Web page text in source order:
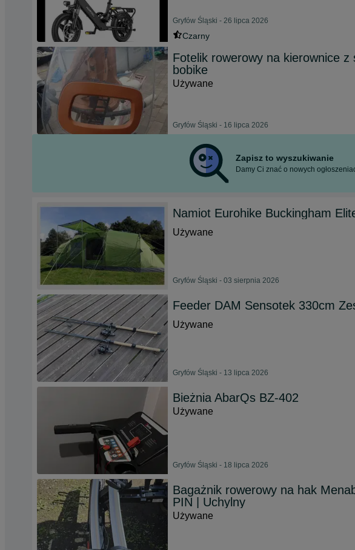
Gryfów Śląski - 26 lipca 2026
Czarny
Fotelik rowerowy na kierownice z
bobike
Używane
Gryfów Śląski - 16 lipca 2026
Zapisz to wyszukiwanie
Damy Ci znać o nowych
Namiot Eurohike Buckingham
Używane
Gryfów Śląski - 03 sierpnia 2026
Feeder DAM Sensotek 330cm
Używane
Gryfów Śląski - 13 lipca 2026
Bieżnia AbarQs BZ-402
Używane
Gryfów Śląski - 18 lipca 2026
Bagażnik rowerowy na hak
PIN | Uchylny
Używane